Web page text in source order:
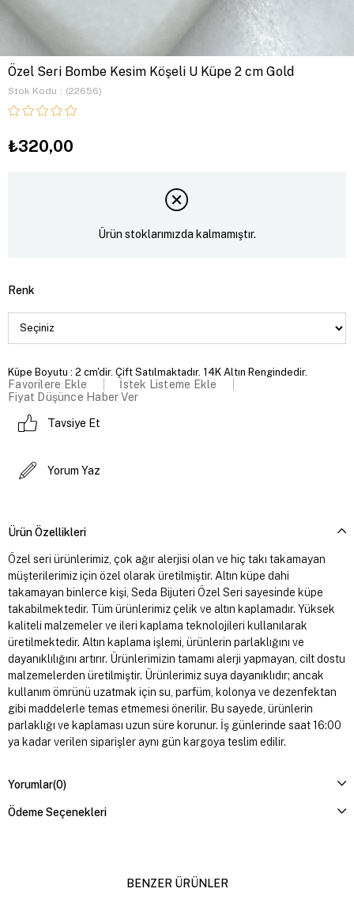
Özel Seri Bombe Kesim Köşeli U Küpe 2 cm Gold
Stok Kodu (22656)
₺320,00
Ürün stoklarımızda kalmamıştır.
Renk
Küpe Boyutu : 2 cm'dir. Çift Satılmaktadır. 14K Altın Rengindedir.
Favorilere Ekle
İstek Listeme Ekle
Fiyat Düşünce Haber Ver
Tavsiye Et
Yorum Yaz
Ürün Özellikleri
Özel seri ürünlerimiz, çok ağır alerjisi olan ve hiç takı takamayan
müşterilerimiz için özel olarak üretilmiştir. Altın küpe dahi
takamayan binlerce kişi, Seda Bijuteri Özel Seri sayesinde küpe
takabilmektedir. Tüm ürünlerimiz çelik ve altın kaplamadır. Yüksek
kaliteli malzemeler ve ileri kaplama teknolojileri kullanılarak
üretilmektedir. Altın kaplama işlemi, ürünlerin parlaklığını ve
dayanıklılığını artırır. Ürünlerimizin tamamı alerji yapmayan, cilt dostu
malzemelerden üretilmiştir. Ürünlerimiz suya dayanıklıdır; ancak
kullanım ömrünü uzatmak için su, parfüm, kolonya ve dezenfektan
gibi maddelerle temas etmemesi önerilir. Bu sayede, ürünlerin
parlaklığı ve kaplaması uzun süre korunur. İş günlerinde saat 16:00
ya kadar verilen siparişler aynı gün kargoya teslim edilir.
Yorumlar(0)
Ödeme Seçenekleri
BENZER ÜRÜNLER